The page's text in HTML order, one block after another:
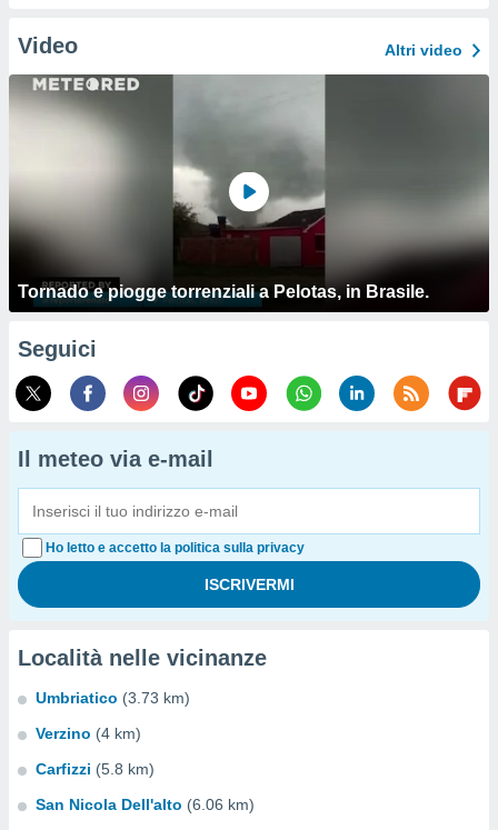
Video Altri video
Tornado e piogge torrenziali a Pelotas, in Brasile.
Seguici
Il meteo via e-mail
Ho letto e accetto la politica sulla privacy
Località nelle vicinanze
Umbriatico (3.73 km)
Verzino (4 km)
Carfizzi (5.8 km)
San Nicola Dell'alto (6.06 km)